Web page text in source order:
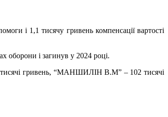
і 1,1 тисячу гривень компенсації вартості
оборони і загинув у 2024 році.
тисячі гривень, “МАНШИЛІН В.М” – 102 тисячі